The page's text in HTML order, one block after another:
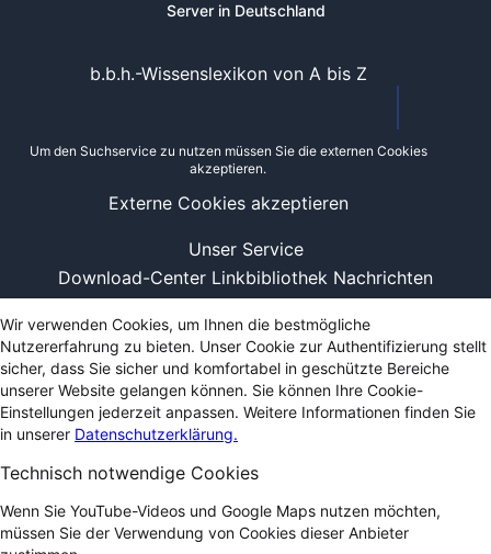
Server in Deutschland
Unser Service
Download-Center Linkbibliothek Nachrichten
b.b.h.-Wissenslexikon von A bis Z
Um den Suchservice zu nutzen müssen Sie die externen Cookies
akzeptieren.
Externe Cookies akzeptieren
Wir verwenden Cookies, um Ihnen die bestmögliche
Nutzererfahrung zu bieten. Unser Cookie zur Authentifizierung stellt
sicher, dass Sie sicher und komfortabel in geschützte Bereiche
unserer Website gelangen können. Sie können Ihre Cookie-
Einstellungen jederzeit anpassen. Weitere Informationen finden Sie
in unserer Datenschutzerklärung.
Technisch notwendige Cookies
Wenn Sie YouTube-Videos und Google Maps nutzen möchten,
müssen Sie der Verwendung von Cookies dieser Anbieter